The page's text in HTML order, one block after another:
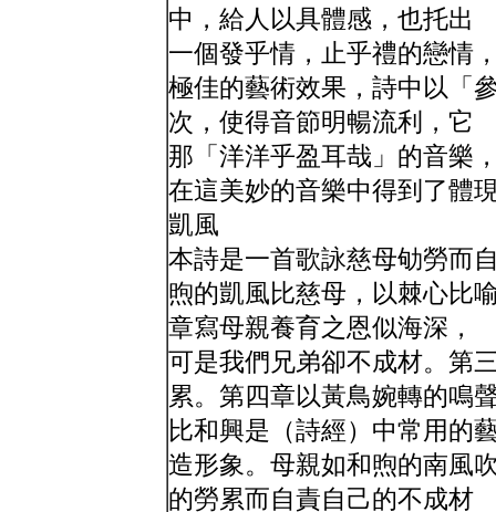
中，給人以具體感，也托出
一個發乎情，止乎禮的戀情
極佳的藝術效果，詩中以「
次，使得音節明暢流利，它
那「洋洋乎盈耳哉」的音樂
在這美妙的音樂中得到了體
凱風
本詩是一首歌詠慈母劬勞而
煦的凱風比慈母，以棘心比
章寫母親養育之恩似海深，
可是我們兄弟卻不成材。第
累。第四章以黃鳥婉轉的鳴
比和興是（詩經）中常用的
造形象。母親如和煦的南風
的勞累而自責自己的不成材